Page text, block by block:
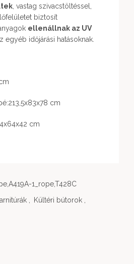
, vastag szivacstöltéssel,
biztosít
ellenállnak az UV
egyéb időjárási hatásoknak.
cm
cm
1_rope,T428C
Kültéri bútorok